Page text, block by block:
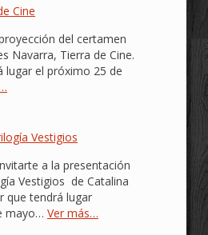
Cine
del certamen
Navarra, Tierra de Cine.
lugar el próximo 25 de
Vestigios
a la presentación
Vestigios de Catalina
que tendrá lugar
mayo…Ver más…